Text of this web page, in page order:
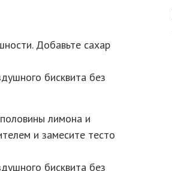
Добавьте сахар
лимона и
и замесите тесто